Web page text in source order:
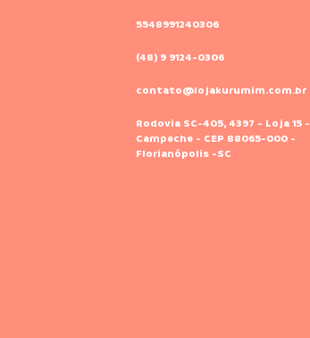
5548991240306
(48) 9 9124-0306
contato@lojakurumim.com.br
Rodovia SC-405, 4397 - Loja 15 -
Campeche - CEP 88065-000 -
Florianópolis -SC